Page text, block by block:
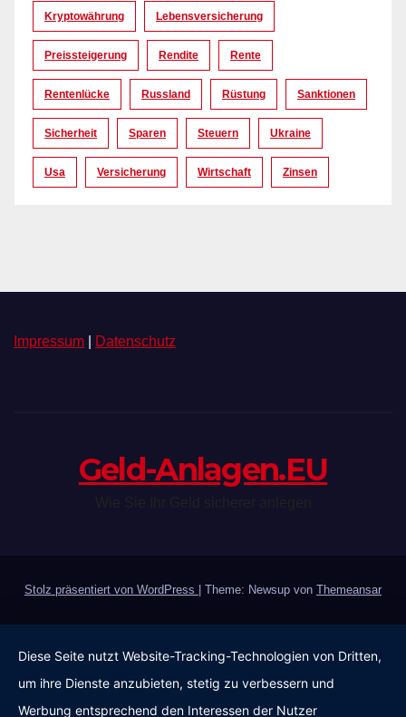
Kryptowährung Lebensversicherung
Preissteigerung Rendite Rente
Rentenlücke Russland Rüstung Sanktionen
Sicherheit Sparen Steuern Ukraine
Usa Versicherung Wirtschaft Zinsen
Impressum Datenschutz
Geld-Anlagen.EU
Stolz präsentiert von WordPress Theme: Newsup von Themeansar
Diese Seite nutzt Website-Tracking-Technologien von Dritten,
um ihre Dienste anzubieten, stetig zu verbessern und
Werbung entsprechend den Interessen der Nutzer